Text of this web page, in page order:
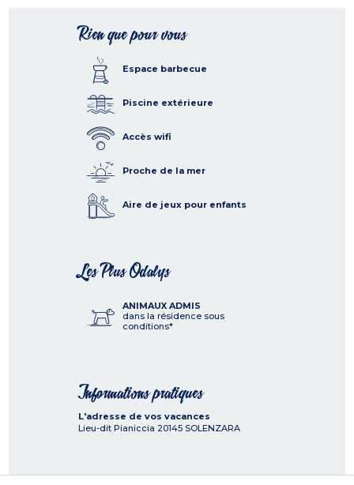
Rien que pour vous
Espace barbecue
Piscine extérieure
Accès wifi
Proche de la mer
Aire de jeux pour enfants
Les Plus Odalys
ANIMAUX ADMIS
dans la résidence sous
conditions*
Informations pratiques
L'adresse de vos vacances
Lieu-dit Pianiccia 20145 SOLENZARA